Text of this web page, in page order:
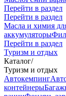
Перейти в раздел
Перейти в раздел
Масла и химия
аккумуляторы
Перейти в раздел
Туризм и отдых
Каталог/
Туризм и отдых
Автокемпинг
контейнеры